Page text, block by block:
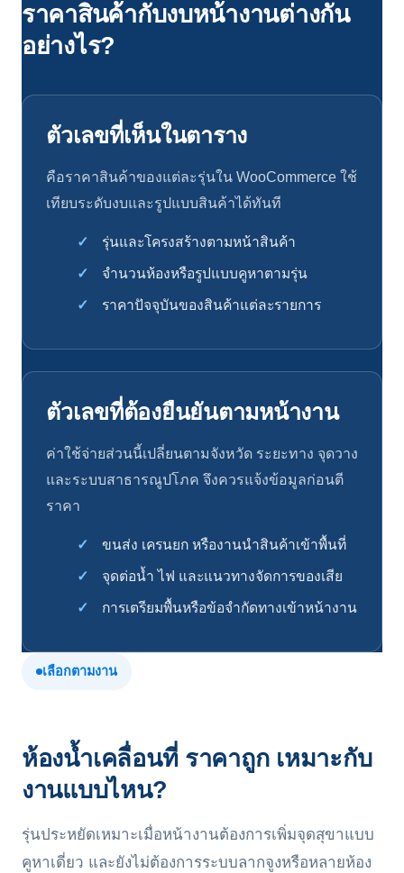
ราคาสินค้ากับงบหน้างานต่างกัน
อย่างไร?
ตัวเลขที่เห็นในตาราง
คือราคาสินค้าของแต่ละรุ่นใน WooCommerce ใช้
เทียบระดับงบและรูปแบบสินค้าได้ทันที
รุ่นและโครงสร้างตามหน้าสินค้า
จำนวนห้องหรือรูปแบบคูหาตามรุ่น
ราคาปัจจุบันของสินค้าแต่ละรายการ
ตัวเลขที่ต้องยืนยันตามหน้างาน
ค่าใช้จ่ายส่วนนี้เปลี่ยนตามจังหวัด ระยะทาง จุดวาง
และระบบสาธารณูปโภค จึงควรแจ้งข้อมูลก่อนตี
ราคา
ขนส่ง เครนยก หรืองานนำสินค้าเข้าพื้นที่
จุดต่อน้ำ ไฟ และแนวทางจัดการของเสีย
การเตรียมพื้นหรือข้อจำกัดทางเข้าหน้างาน
เลือกตามงาน
ห้องน้ำเคลื่อนที่ ราคาถูก เหมาะกับ
งานแบบไหน?
รุ่นประหยัดเหมาะเมื่อหน้างานต้องการเพิ่มจุดสุขาแบบ
คูหาเดี่ยว และยังไม่ต้องการระบบลากจูงหรือหลายห้อง